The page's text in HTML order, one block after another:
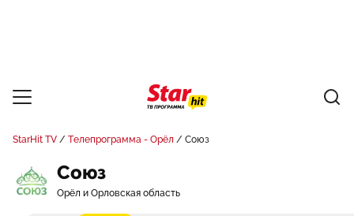
StarHit TV Телепрограмма - Орёл Союз
Союз
Орёл и Орловская область